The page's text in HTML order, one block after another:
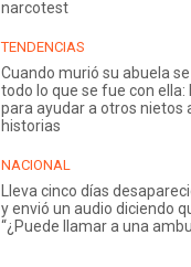
narcotest
TENDENCIAS
Cuando murió su abuela
todo lo que se fue con ella:
para ayudar a otros nietos
historias
NACIONAL
Lleva cinco días
y envió un audio diciendo
“¿Puede llamar a una